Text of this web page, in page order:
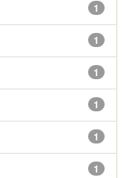
1
1
1
1
1
1